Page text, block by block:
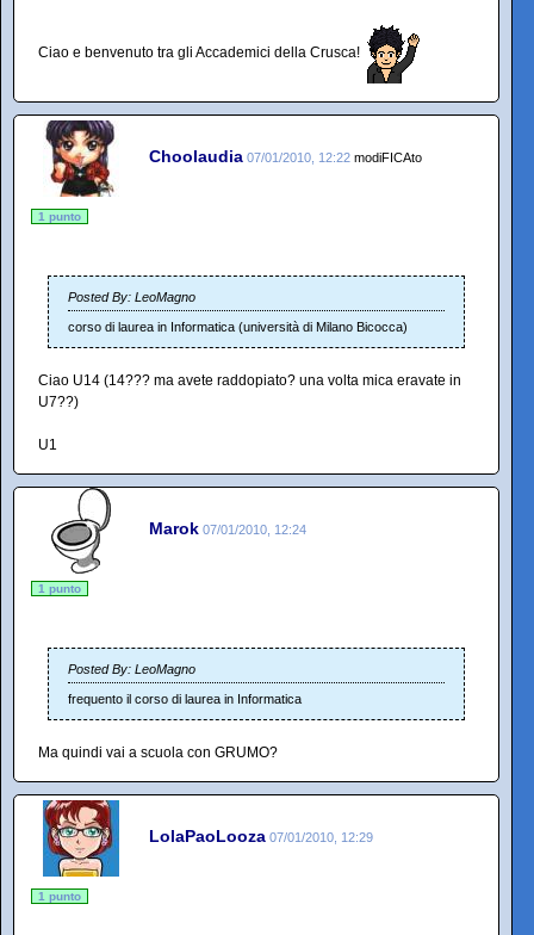
Ciao e benvenuto tra gli Accademici della Crusca!
Choolaudia 07/01/2010, 12:22 modiFICAto
1 punto
Posted By: LeoMagno
corso di laurea in Informatica (università di Milano Bicocca)
Ciao U14 (14??? ma avete raddopiato? una volta mica eravate in
U7??)
U1
Marok 07/01/2010, 12:24
1 punto
Posted By: LeoMagno
frequento il corso di laurea in Informatica
Ma quindi vai a scuola con GRUMO?
LolaPaoLooza 07/01/2010, 12:29
1 punto